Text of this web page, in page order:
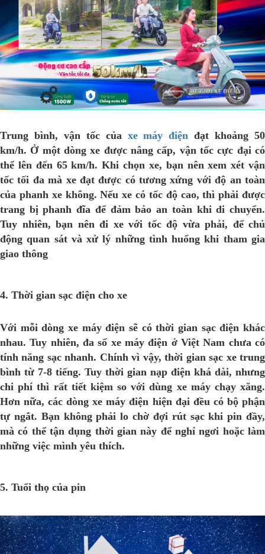
Trung bình, vận tốc của xe máy điện đạt khoảng 50
km/h. Ở một dòng xe được nâng cấp, vận tốc cực đại có
thể lên đến 65 km/h. Khi chọn xe, bạn nên xem xét vận
tốc tối đa mà xe đạt được có tương xứng với độ an toàn
của phanh xe không. Nếu xe có tốc độ cao, thì phải được
trang bị phanh đĩa để đảm bảo an toàn khi di chuyển.
Tuy nhiên, bạn nên đi xe với tốc độ vừa phải, để chủ
động quan sát và xử lý những tình huống khi tham gia
giao thông
4. Thời gian sạc điện cho xe
Với mỗi dòng xe máy điện sẽ có thời gian sạc điện khác
nhau. Tuy nhiên, đa số xe máy điện ở Việt Nam chưa có
tính năng sạc nhanh. Chính vì vậy, thời gian sạc xe trung
bình từ 7-8 tiếng. Tuy thời gian nạp điện khá dài, nhưng
chi phí thì rất tiết kiệm so với dùng xe máy chạy xăng.
Hơn nữa, các dòng xe máy điện hiện đại đều có bộ phận
tự ngắt. Bạn không phải lo chờ đợi rút sạc khi pin đầy,
mà có thể tận dụng thời gian này để nghỉ ngơi hoặc làm
những việc mình yêu thích.
5. Tuổi thọ của pin